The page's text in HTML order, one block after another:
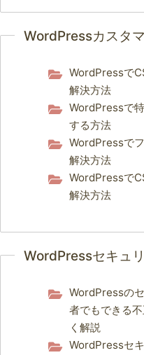
WordPressカスタ
WordPressで
解決方法
WordPressで
する方法
WordPressで
解決方法
WordPressで
解決方法
WordPressセキュ
WordPressの
者でもできる
く解説
WordPressセ